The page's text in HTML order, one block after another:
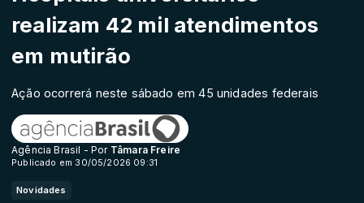
realizam 42 mil atendimentos
em mutirão
Ação ocorrerá neste sábado em 45 unidades federais
Agência Brasil - Por Tâmara Freire
Publicado em 30/05/2026 09:31
Novidades